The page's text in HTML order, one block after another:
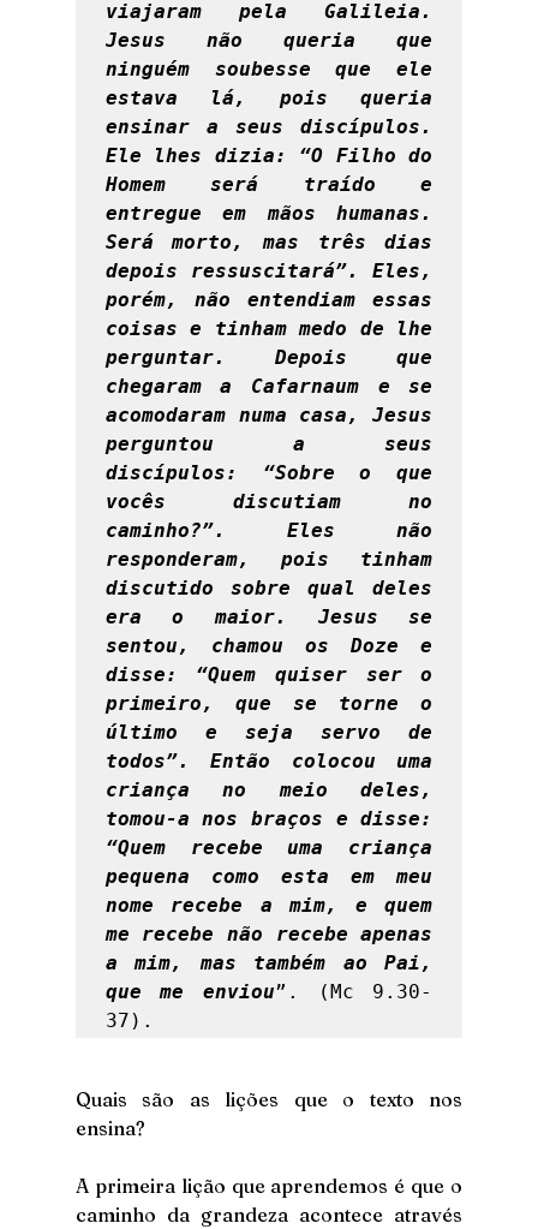
viajaram pela Galileia.
Jesus não queria que
ninguém soubesse que ele
estava lá, pois queria
ensinar a seus discípulos.
Ele lhes dizia: “O Filho do
Homem será traído e
entregue em mãos humanas.
Será morto, mas três dias
depois ressuscitará”. Eles,
porém, não entendiam essas
coisas e tinham medo de lhe
perguntar. Depois que
chegaram a Cafarnaum e se
acomodaram numa casa, Jesus
perguntou a seus
discípulos: “Sobre o que
vocês discutiam no
caminho?”. Eles não
responderam, pois tinham
discutido sobre qual deles
era o maior. Jesus se
sentou, chamou os Doze e
disse: “Quem quiser ser o
primeiro, que se torne o
último e seja servo de
todos”. Então colocou uma
criança no meio deles,
tomou-a nos braços e disse:
“Quem recebe uma criança
pequena como esta em meu
nome recebe a mim, e quem
me recebe não recebe apenas
a mim, mas também ao Pai,
que me enviou”. (Mc 9.30-
37).
Quais são as lições que o texto nos
ensina?
A primeira lição que aprendemos é que o
caminho da grandeza acontece através